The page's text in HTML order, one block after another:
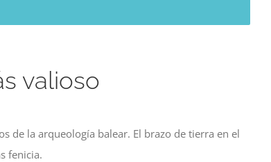
valioso
de la arqueología balear. El brazo de tierra en el
fenicia.